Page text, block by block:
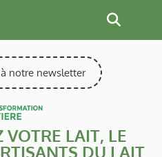
notre newsletter
LAIT, LE
DU LAIT